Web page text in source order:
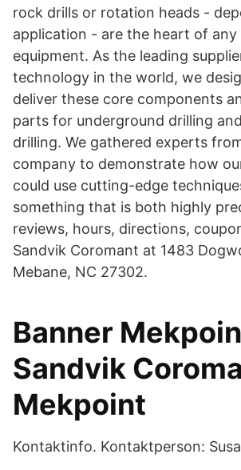
rock drills or rotation heads -
application - are the heart of any
equipment. As the leading
technology in the world, we
deliver these core components
parts for underground drilling
drilling. We gathered experts
company to demonstrate how
could use cutting-edge
something that is both highly
reviews, hours, directions,
Sandvik Coromant at 1483
Mebane, NC 27302.
Banner
Sandvik
Mekpoint
Kontaktinfo. Kontaktperson: